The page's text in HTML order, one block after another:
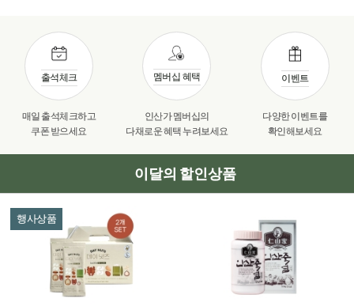
출석체크
매일 출석체크하고
쿠폰 받으세요
멤버십 혜택
인산가 멤버십의
다채로운 혜택 누려보세요
이벤트
다양한 이벤트를
확인해보세요
이달의 할인상품
행사상품